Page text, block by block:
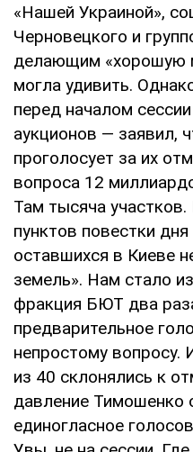
«Нашей Украиной»,
Черновецкого и
делающим «хорошую
могла удивить.
перед началом
аукционов — заявил,
проголосует за их
вопроса 12
Там тысяча
пунктов повестки
оставшихся в Киеве
земель». Нам стало
фракция БЮТ два
предварительное
непростому вопросу.
из 40 склонялись к
давление Тимошенко
единогласное